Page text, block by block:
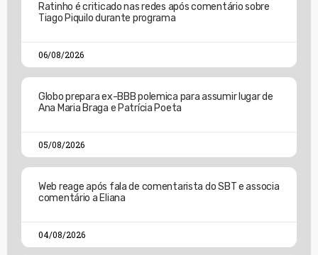
Ratinho é criticado nas redes após comentário sobre
Tiago Piquilo durante programa
06/08/2026
Globo prepara ex-BBB polemica para assumir lugar de
Ana Maria Braga e Patrícia Poeta
05/08/2026
Web reage após fala de comentarista do SBT e associa
comentário a Eliana
04/08/2026